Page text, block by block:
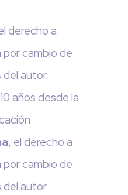
derecho a
por cambio de
del autor
años desde la
, el derecho a
por cambio de
del autor